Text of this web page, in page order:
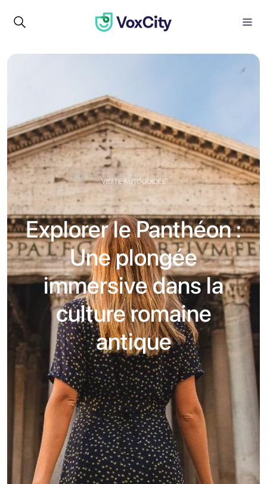
VISITE AUTOGUIDÉE
Explorer le Panthéon :
Une plongée
immersive dans la
culture romaine
antique